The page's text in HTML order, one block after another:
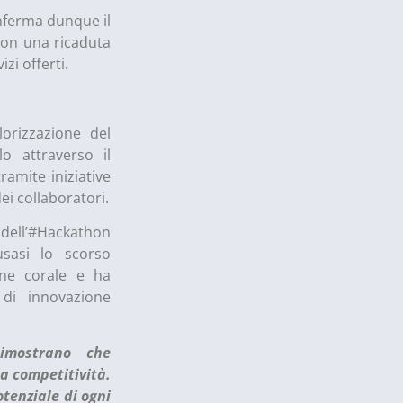
dunque il
una ricaduta
offerti.
del
attraverso il
iniziative
collaboratori.
lo scorso
corale e ha
innovazione
che
competitività.
di ogni